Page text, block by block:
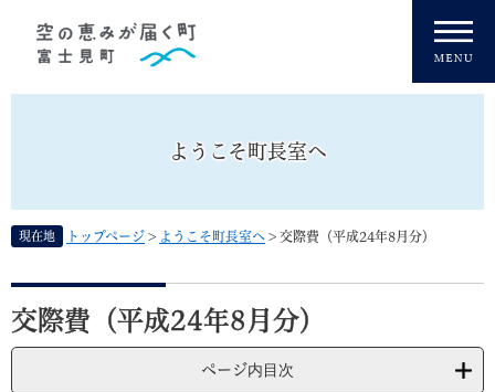
ようこそ町長室へ
現在地 トップページ > ようこそ町長室へ > 交際費（平成24年8月分）
本
文
交際費（平成24年8月分）
ページ内目次